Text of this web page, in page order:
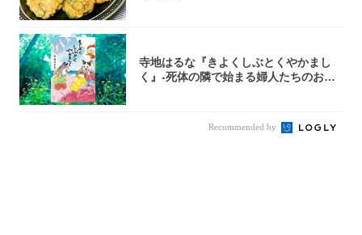
寺地はるな『きよくしぶとくやかまし
く』-死体の隣で始まる婦人たちのお茶
Recommended by